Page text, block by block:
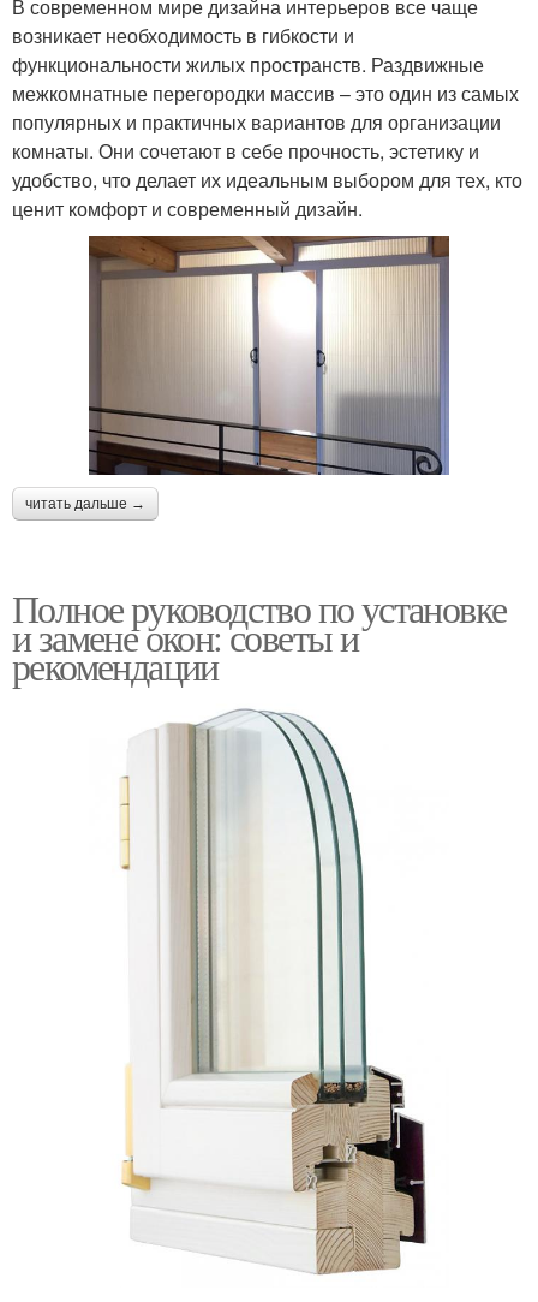
В современном мире дизайна интерьеров все чаще
возникает необходимость в гибкости и
функциональности жилых пространств. Раздвижные
межкомнатные перегородки массив – это один из самых
популярных и практичных вариантов для организации
комнаты. Они сочетают в себе прочность, эстетику и
удобство, что делает их идеальным выбором для тех, кто
ценит комфорт и современный дизайн.
читать дальше →
Полное руководство по установке
и замене окон: советы и
рекомендации